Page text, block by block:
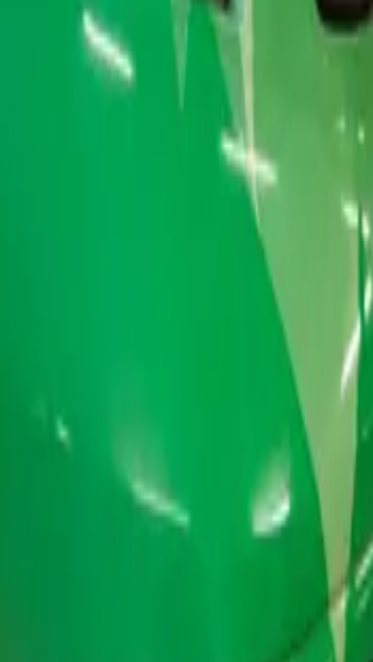
subsidieregelingen. Maar welke
aanspraak op kunt maken.
de chatbot op deze pagina. En je kunt gelijk
investeringsbedrag. Die aftrek mag je
op een tijdstip dat je zelf bepaalt. Je